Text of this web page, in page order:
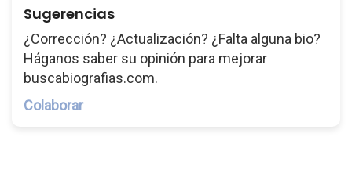
Sugerencias
¿Corrección? ¿Actualización? ¿Falta alguna bio?
Háganos saber su opinión para mejorar
buscabiografias.com.
Colaborar